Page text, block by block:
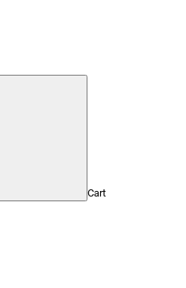
Cart